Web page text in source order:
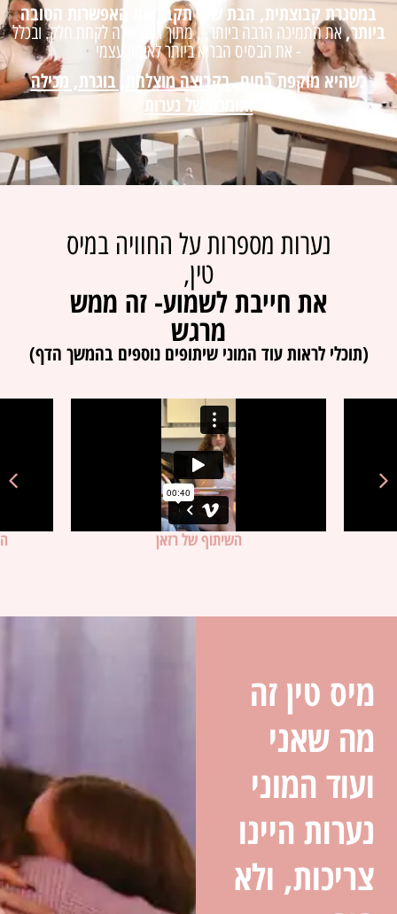
במסגרת קבוצתית, הבת שלך תקבל את האפשרות הטובה
ביותר,את התמיכה הרבה ביותר, , מתוך רצון שלה לקחת חלק. ובכלל
- את הבסיס הבריא ביותר לאימון עצמי
כשהיא מוקפת בחום,בקבוצה מוצלחת, בוגרת, מכילה
ותומכת של נערות
נערות מספרות על החוויה במיס
טין,
את חייבת לשמוע- זה ממש
מרגש
(תוכלי לראות עוד המוני שיתופים נוספים בהמשך הדף)
השיתוף של קורל מול 120 איש!
מיס טין זה
מה שאני
ועוד המוני
נערות היינו
צריכות, ולא